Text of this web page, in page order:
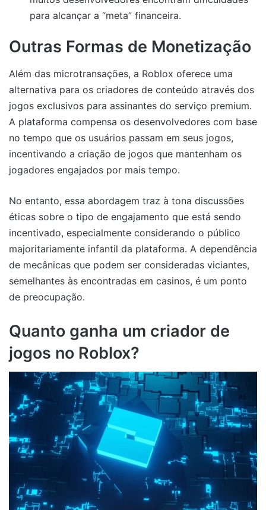
para alcançar a “meta” financeira.
Outras Formas de Monetização
Além das microtransações, a Roblox oferece uma
alternativa para os criadores de conteúdo através dos
jogos exclusivos para assinantes do serviço premium.
A plataforma compensa os desenvolvedores com base
no tempo que os usuários passam em seus jogos,
incentivando a criação de jogos que mantenham os
jogadores engajados por mais tempo.
No entanto, essa abordagem traz à tona discussões
éticas sobre o tipo de engajamento que está sendo
incentivado, especialmente considerando o público
majoritariamente infantil da plataforma. A dependência
de mecânicas que podem ser consideradas viciantes,
semelhantes às encontradas em casinos, é um ponto
de preocupação.
Quanto ganha um criador de
jogos no Roblox?